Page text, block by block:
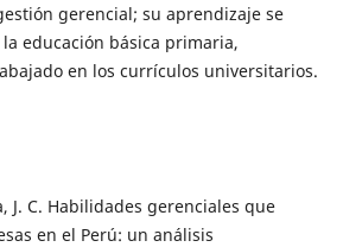
gerencial; su aprendizaje se
educación básica primaria,
en los currículos universitarios.
J. C. Habilidades gerenciales que
en el Perú: un análisis